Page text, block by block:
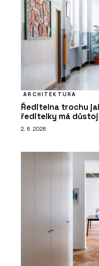
ARCHITEKTURA
Ředitelna trochu
ředitelky má
2. 6. 2026